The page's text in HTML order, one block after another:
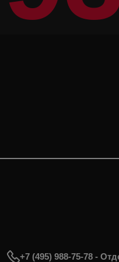
+7 (495) 988-75-78 -